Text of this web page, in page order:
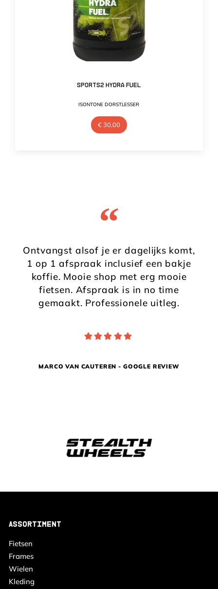
Sports2 Hydra Fuel
ISONTONE DORSTLESSER
€30,00
“
Ontvangst alsof je er dagelijks komt,
1 op 1 afspraak inclusief een bakje
koffie. Mooie shop met erg mooie
fietsen. Afspraak is in no time
gemaakt. Professionele uitleg.
MARCO VAN CAUTEREN - GOOGLE REVIEW
ASSORTIMENT
Fietsen
Frames
Wielen
Kleding